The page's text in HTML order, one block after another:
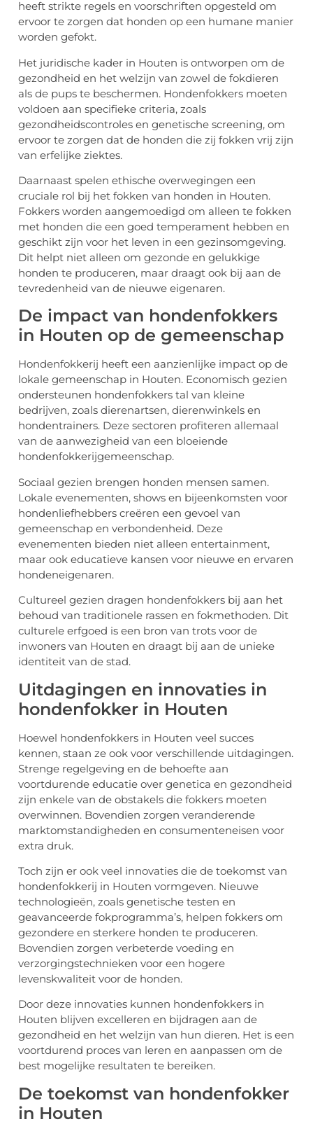
heeft strikte regels en voorschriften opgesteld om
ervoor te zorgen dat honden op een humane manier
worden gefokt.
Het juridische kader in Houten is ontworpen om de
gezondheid en het welzijn van zowel de fokdieren
als de pups te beschermen. Hondenfokkers moeten
voldoen aan specifieke criteria, zoals
gezondheidscontroles en genetische screening, om
ervoor te zorgen dat de honden die zij fokken vrij zijn
van erfelijke ziektes.
Daarnaast spelen ethische overwegingen een
cruciale rol bij het fokken van honden in Houten.
Fokkers worden aangemoedigd om alleen te fokken
met honden die een goed temperament hebben en
geschikt zijn voor het leven in een gezinsomgeving.
Dit helpt niet alleen om gezonde en gelukkige
honden te produceren, maar draagt ook bij aan de
tevredenheid van de nieuwe eigenaren.
De impact van hondenfokkers
in Houten op de gemeenschap
Hondenfokkerij heeft een aanzienlijke impact op de
lokale gemeenschap in Houten. Economisch gezien
ondersteunen hondenfokkers tal van kleine
bedrijven, zoals dierenartsen, dierenwinkels en
hondentrainers. Deze sectoren profiteren allemaal
van de aanwezigheid van een bloeiende
hondenfokkerijgemeenschap.
Sociaal gezien brengen honden mensen samen.
Lokale evenementen, shows en bijeenkomsten voor
hondenliefhebbers creëren een gevoel van
gemeenschap en verbondenheid. Deze
evenementen bieden niet alleen entertainment,
maar ook educatieve kansen voor nieuwe en ervaren
hondeneigenaren.
Cultureel gezien dragen hondenfokkers bij aan het
behoud van traditionele rassen en fokmethoden. Dit
culturele erfgoed is een bron van trots voor de
inwoners van Houten en draagt bij aan de unieke
identiteit van de stad.
Uitdagingen en innovaties in
hondenfokker in Houten
Hoewel hondenfokkers in Houten veel succes
kennen, staan ze ook voor verschillende uitdagingen.
Strenge regelgeving en de behoefte aan
voortdurende educatie over genetica en gezondheid
zijn enkele van de obstakels die fokkers moeten
overwinnen. Bovendien zorgen veranderende
marktomstandigheden en consumenteneisen voor
extra druk.
Toch zijn er ook veel innovaties die de toekomst van
hondenfokkerij in Houten vormgeven. Nieuwe
technologieën, zoals genetische testen en
geavanceerde fokprogramma’s, helpen fokkers om
gezondere en sterkere honden te produceren.
Bovendien zorgen verbeterde voeding en
verzorgingstechnieken voor een hogere
levenskwaliteit voor de honden.
Door deze innovaties kunnen hondenfokkers in
Houten blijven excelleren en bijdragen aan de
gezondheid en het welzijn van hun dieren. Het is een
voortdurend proces van leren en aanpassen om de
best mogelijke resultaten te bereiken.
De toekomst van hondenfokker
in Houten